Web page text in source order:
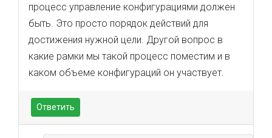
процесс управление конфигурациями должен
быть. Это просто порядок действий для
достижения нужной цели. Другой вопрос в
какие рамки мы такой процесс поместим и в
каком объеме конфигураций он участвует.
Ответить